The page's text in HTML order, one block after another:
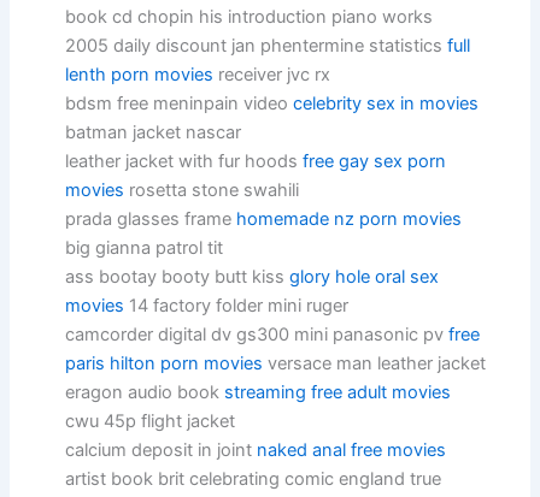
book cd chopin his introduction piano works
2005 daily discount jan phentermine statisticsfull
lenth porn movies receiver jvc rx
bdsm free meninpain videocelebrity sex in movies
batman jacket nascar
leather jacket with fur hoodsfree gay sex porn
movies rosetta stone swahili
prada glasses frame homemade nz porn movies
big gianna patrol tit
ass bootay booty butt kissglory hole oral sex
movies 14 factory folder mini ruger
camcorder digital dv gs300 mini panasonic pvfree
paris hilton porn movies versace man leather jacket
eragon audio book streaming free adult movies
cwu 45p flight jacket
calcium deposit in joint naked anal free movies
artist book brit celebrating comic england true